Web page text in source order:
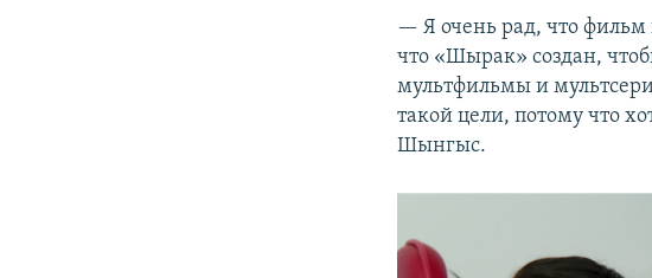
— Я очень рад, что фильм
что «Шырак» создан,
мультфильмы и
такой цели, потому что
Шынгыс.